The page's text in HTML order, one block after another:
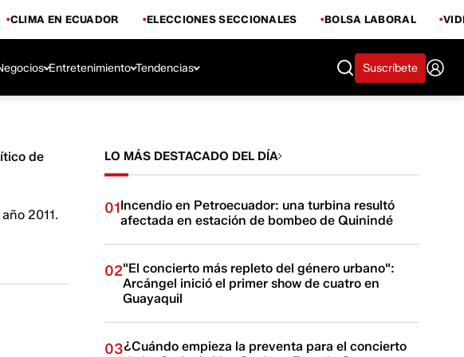
CLIMA EN ECUADOR ELECCIONES SECCIONALES BOLSA LABORAL
Entretenimiento Tendencias Suscríbete
de
2011.
LO MÁS DESTACADO DEL DÍA
01Incendio en Petroecuador: una turbina resultó
afectada en estación de bombeo de Quinindé
02"El concierto más repleto del género urbano":
Arcángel inició el primer show de cuatro en
Guayaquil
03¿Cuándo empieza la preventa para el concierto